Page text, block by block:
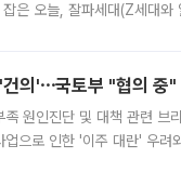
은 오늘, 잘파세대(Z세대와
건의'⋯국토부 "협의 중
원인진단 및 대책 관련 브
으로 인한 '이주 대란' 우려